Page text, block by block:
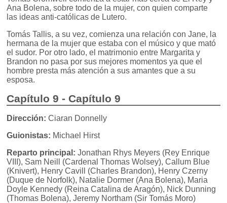
Ana Bolena, sobre todo de la mujer, con quien comparte
las ideas anti-católicas de Lutero.
Tomás Tallis, a su vez, comienza una relación con Jane, la
hermana de la mujer que estaba con el músico y que mató
el sudor. Por otro lado, el matrimonio entre Margarita y
Brandon no pasa por sus mejores momentos ya que el
hombre presta más atención a sus amantes que a su
esposa.
Capítulo 9 - Capítulo 9
Dirección: Ciaran Donnelly
Guionistas: Michael Hirst
Reparto principal: Jonathan Rhys Meyers (Rey Enrique
VIII), Sam Neill (Cardenal Thomas Wolsey), Callum Blue
(Knivert), Henry Cavill (Charles Brandon), Henry Czerny
(Duque de Norfolk), Natalie Dormer (Ana Bolena), Maria
Doyle Kennedy (Reina Catalina de Aragón), Nick Dunning
(Thomas Bolena), Jeremy Northam (Sir Tomás Moro)